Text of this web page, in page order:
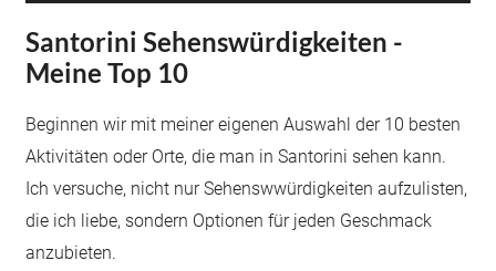
Santorini Sehenswürdigkeiten -
Meine Top 10
Beginnen wir mit meiner eigenen Auswahl der 10 besten
Aktivitäten oder Orte, die man in Santorini sehen kann.
Ich versuche, nicht nur Sehenswwürdigkeiten aufzulisten,
die ich liebe, sondern Optionen für jeden Geschmack
anzubieten.